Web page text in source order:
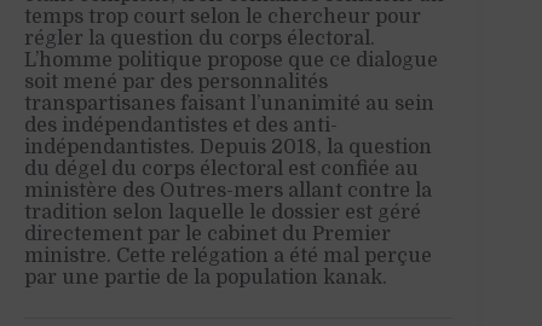
temps trop court selon le chercheur pour
régler la question du corps électoral.
L’homme politique propose que ce dialogue
soit mené par des personnalités
transpartisanes faisant l’unanimité au sein
des indépendantistes et des anti-
indépendantistes. Depuis 2018, la question
du dégel du corps électoral est confiée au
ministère des Outres-mers allant contre la
tradition selon laquelle le dossier est géré
directement par le cabinet du Premier
ministre. Cette relégation a été mal perçue
par une partie de la population kanak.